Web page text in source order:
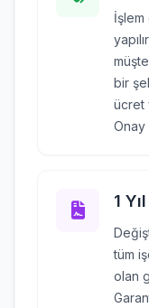
İşlem
bir
ücret
Onay
1
tüm
olan